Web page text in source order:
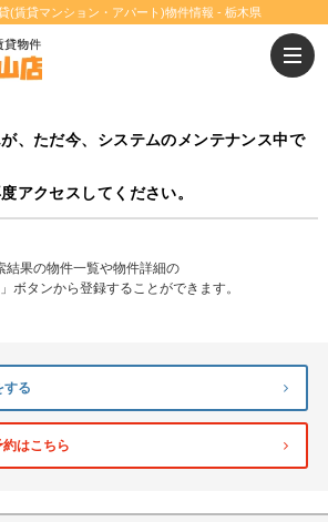
(賃貸マンション・アパート)物件情報 - 栃木県
、ただ今、システムのメンテナンス中で
アクセスしてください。
結果の物件一覧や物件詳細の
ボタンから登録することができます。
する
はこちら